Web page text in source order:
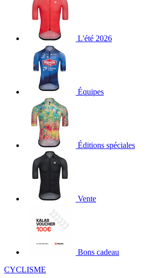
L'été 2026
Équipes
Éditions spéciales
Vente
Bons cadeau
CYCLISME